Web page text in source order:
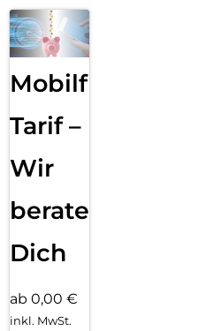
Mobilfunk
Tarif –
Wir
beraten
Dich
ab 0,00 €
inkl. MwSt.